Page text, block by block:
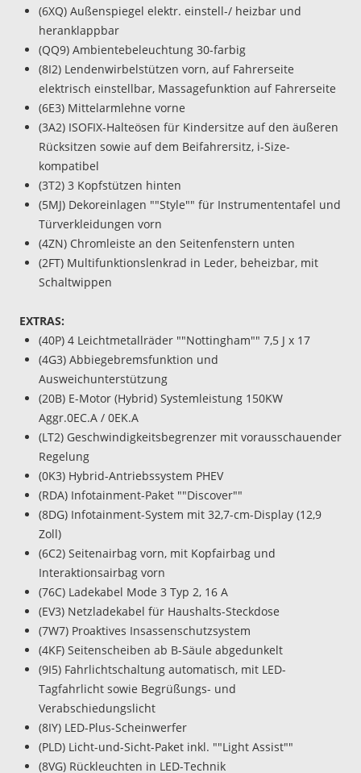
(6XQ) Außenspiegel elektr. einstell-/ heizbar und
heranklappbar
(QQ9) Ambientebeleuchtung 30-farbig
(8I2) Lendenwirbelstützen vorn, auf Fahrerseite
elektrisch einstellbar, Massagefunktion auf Fahrerseite
(6E3) Mittelarmlehne vorne
(3A2) ISOFIX-Halteösen für Kindersitze auf den äußeren
Rücksitzen sowie auf dem Beifahrersitz, i-Size-
kompatibel
(3T2) 3 Kopfstützen hinten
(5MJ) Dekoreinlagen ""Style"" für Instrumententafel und
Türverkleidungen vorn
(4ZN) Chromleiste an den Seitenfenstern unten
(2FT) Multifunktionslenkrad in Leder, beheizbar, mit
Schaltwippen
EXTRAS:
(40P) 4 Leichtmetallräder ""Nottingham"" 7,5 J x 17
(4G3) Abbiegebremsfunktion und
Ausweichunterstützung
(20B) E-Motor (Hybrid) Systemleistung 150KW
Aggr.0EC.A / 0EK.A
(LT2) Geschwindigkeitsbegrenzer mit vorausschauender
Regelung
(0K3) Hybrid-Antriebssystem PHEV
(RDA) Infotainment-Paket ""Discover""
(8DG) Infotainment-System mit 32,7-cm-Display (12,9
Zoll)
(6C2) Seitenairbag vorn, mit Kopfairbag und
Interaktionsairbag vorn
(76C) Ladekabel Mode 3 Typ 2, 16 A
(EV3) Netzladekabel für Haushalts-Steckdose
(7W7) Proaktives Insassenschutzsystem
(4KF) Seitenscheiben ab B-Säule abgedunkelt
(9I5) Fahrlichtschaltung automatisch, mit LED-
Tagfahrlicht sowie Begrüßungs- und
Verabschiedungslicht
(8IY) LED-Plus-Scheinwerfer
(PLD) Licht-und-Sicht-Paket inkl. ""Light Assist""
(8VG) Rückleuchten in LED-Technik